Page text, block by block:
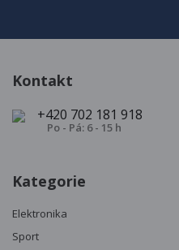
Kontakt
+420 702 181 918
Po - Pá: 6 - 15 h
Kategorie
Elektronika
Sport